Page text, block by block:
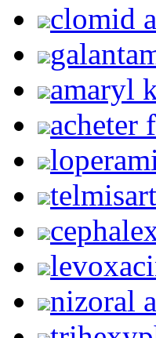
clomid
amaryl
acheter
nizoral